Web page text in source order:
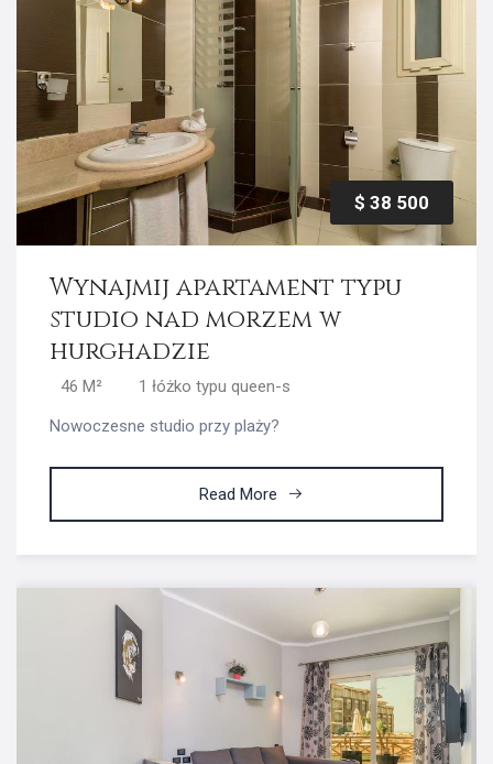
$ 38 500
Wynajmij apartament typu
studio nad morzem w
hurghadzie
46 M²
1 łóżko typu queen-s
Nowoczesne studio przy plaży?
Read More